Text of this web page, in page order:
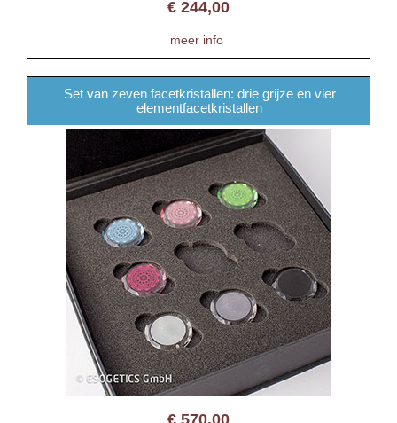
€ 244,00
meer info
Set van zeven facetkristallen: drie grijze en vier
elementfacetkristallen
€ 570,00